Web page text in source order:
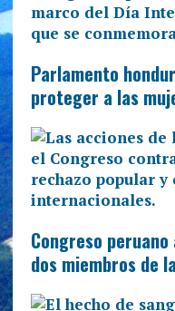
Parlamento
proteger a las
Congreso
dos miembros de